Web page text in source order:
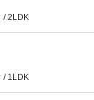
/ 2LDK
/ 1LDK